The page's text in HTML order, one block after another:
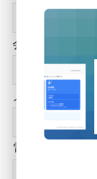
会社名
メールアドレス
電話番号